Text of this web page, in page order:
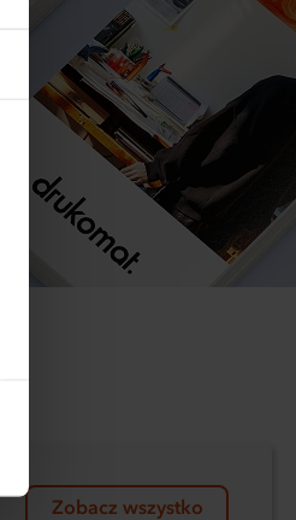
Zobacz wszystko